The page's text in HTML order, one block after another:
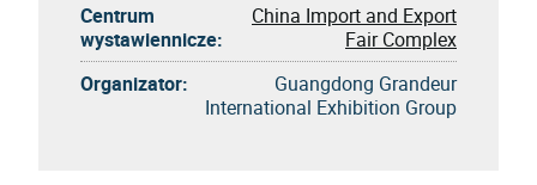
Centrum
wystawiennicze:
China Import and Export
Fair Complex
Organizator:
Guangdong Grandeur
International Exhibition Group